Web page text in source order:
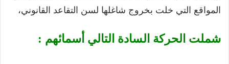
المواقع التي خلت بخروج شاغلها لسن التقاعد القانوني،
شملت الحركة السادة التالي أسمائهم :